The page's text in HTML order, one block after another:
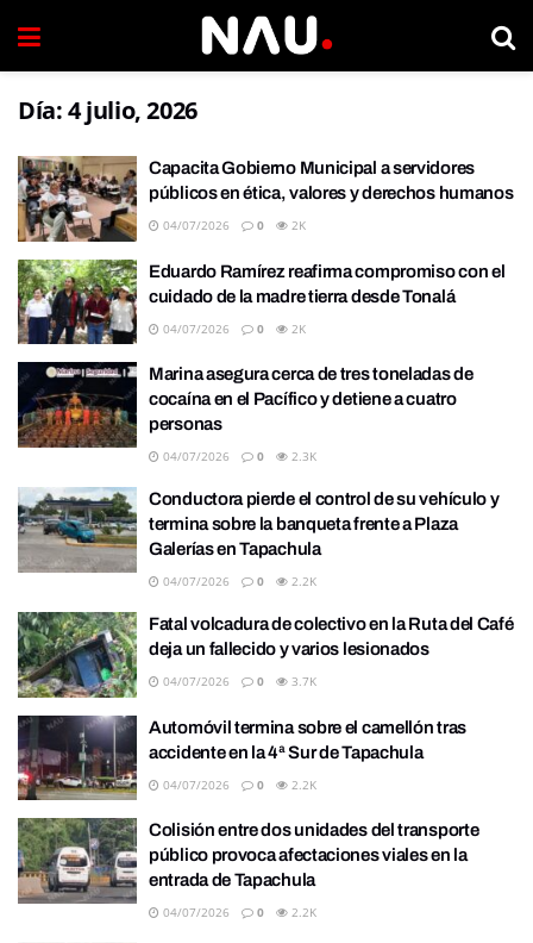
Día:4 julio, 2026
Capacita Gobierno Municipal a servidores
públicos en ética, valores y derechos humanos
04/07/2026 0 2K
Eduardo Ramírez reafirma compromiso con el
cuidado de la madre tierra desde Tonalá
04/07/2026 0 2K
Marina asegura cerca de tres toneladas de
cocaína en el Pacífico y detiene a cuatro
personas
04/07/2026 0 2.3K
Conductora pierde el control de su vehículo y
termina sobre la banqueta frente a Plaza
Galerías en Tapachula
04/07/2026 0 2.2K
Fatal volcadura de colectivo en la Ruta del Café
deja un fallecido y varios lesionados
04/07/2026 0 3.7K
Automóvil termina sobre el camellón tras
accidente en la 4ª Sur de Tapachula
04/07/2026 0 2.2K
Colisión entre dos unidades del transporte
público provoca afectaciones viales en la
entrada de Tapachula
04/07/2026 0 2.2K